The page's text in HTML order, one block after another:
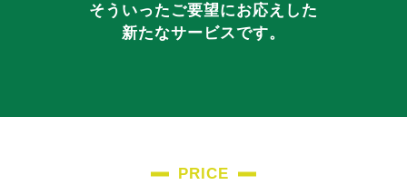
そういったご要望にお応えした
新たなサービスです。
PRICE